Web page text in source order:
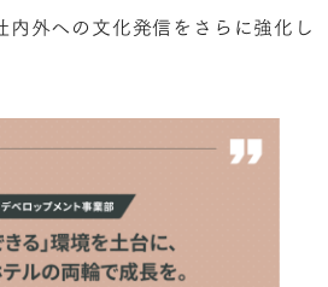
外への文化発信をさらに強化し